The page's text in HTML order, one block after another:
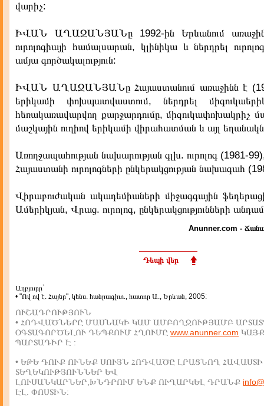
վարիչ:
ԻՎԱՆ ԱՂԱՋԱՆՅԱՆը 1992-ին Երևանում
ուրոլոգիայի համալսարան, կլինիկա և ներդրել
ամյա գործակալություն:
ԻՎԱՆ ԱՂԱՋԱՆՅԱՆը Հայաստանում առաջինն է
երիկամի փոխպատվաստում, ներդրել
հեռակառավարվող քարջարդումը, միզուկափոխակրիչ
մաշկային ուղիով երիկամի վիրահատման և այլ
Առողջապահության նախարության գլխ. ուրոլոգ (1981-
Հայաստանի ուրոլոգների ընկերակցության նախագահ
Վիրաբուժական ակադեմիաների միջագգային
Ամերիկյան, Վրաց. ուրոլոգ, ընկերակցությունների
Anunner.com -
Դեպի վեր
Աղբյուրը`
• "Ով ով է. Հայեր", կենս. հանրագիտ., հատոր Ա., Երևան, 2005:
ՈՒՇԱԴՐՈՒԹՅՈՒՆ
• ՀՈԴՎԱԾՆԵՐԸ ՄԱՍՆԱԿԻ ԿԱՄ ԱՄԲՈՂՋՈՒԹՅԱՄԲ
ՕԳՏԱԳՈՐԾԵԼՈՒ ԴԵՊՔՈՒՄ ՀՂՈՒՄԸ www.anunner.com
ՊԱՐՏԱԴԻՐ Է :
• ԵԹԵ ԴՈՒՔ ՈՒՆԵՔ ՍՈՒՅՆ ՀՈԴՎԱԾԸ ԼՐԱՑՆՈՂ ՀԱՎԱՍՏԻ
ՏԵՂԵԿՈՒԹՅՈՒՆՆԵՐ ԵՎ
ԼՈՒՍԱՆԿԱՐՆԵՐ,ԽՆԴՐՈՒՄ ԵՆՔ ՈՒՂԱՐԿԵԼ ԴՐԱՆՔ
ԷԼ. ՓՈՍՏԻՆ: